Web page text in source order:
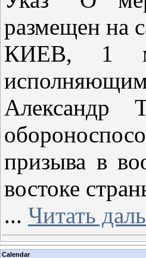
размещен на
КИЕВ, 1
Александр
призыва в
востоке
... Читать
Calendar